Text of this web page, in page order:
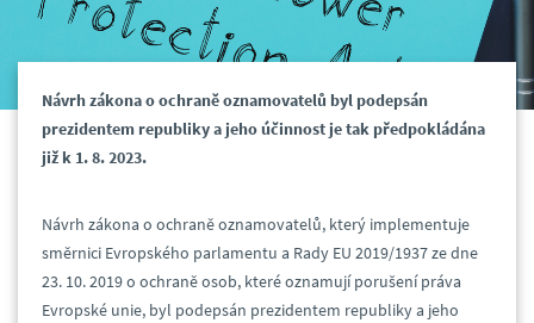
Návrh zákona o ochraně oznamovatelů byl podepsán
prezidentem republiky a jeho účinnost je tak předpokládána
již k 1. 8. 2023.
Návrh zákona o ochraně oznamovatelů, který implementuje
směrnici Evropského parlamentu a Rady EU 2019/1937 ze dne
23. 10. 2019 o ochraně osob, které oznamují porušení práva
Evropské unie, byl podepsán prezidentem republiky a jeho